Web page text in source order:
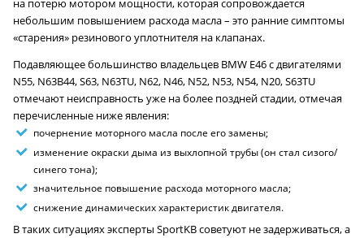
на потерю мотором мощности, которая сопровождается
небольшим повышением расхода масла – это ранние симптомы
«старения» резинового уплотнителя на клапанах.
Подавляющее большинство владельцев BMW E46 с двигателями
N55, N63B44, S63, N63TU, N62, N46, N52, N53, N54, N20, S63TU
отмечают неисправность уже на более поздней стадии, отмечая
перечисленные ниже явления:
почернение моторного масла после его замены;
изменение окраски дыма из выхлопной трубы (он стал сизого/
синего тона);
значительное повышение расхода моторного масла;
снижение динамических характеристик двигателя.
В таких ситуациях эксперты SportKB советуют не задерживаться, а